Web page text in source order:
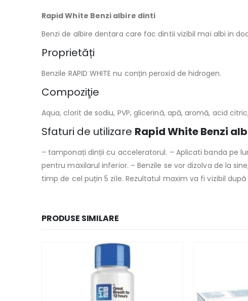
Rapid White Benzi albire dinti
Benzi de albire dentara care fac dintii vizibil mai albi in
Proprietăți
Benzile RAPID WHITE nu conțin peroxid de hidrogen.
Compoziţie
Aqua, clorit de sodiu, PVP, glicerină, apă, aromă, acid
Sfaturi de utilizare Rapid White Benzi
– tamponați dinții cu acceleratorul. – Aplicati banda pe
pentru maxilarul inferior. – Benzile se vor dizolva de la
timp de cel puțin 5 zile. Rezultatul maxim va fi vizibil
PRODUSE SIMILARE